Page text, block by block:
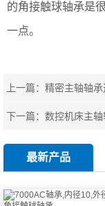
的角接触球轴承是
一点。
上一篇：精密主轴轴承
下一篇：数控机床主
最新产品